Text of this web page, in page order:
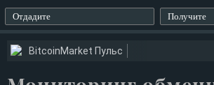
Обменники
Войти
Отдадите Получите
BitcoinMarket Пульс